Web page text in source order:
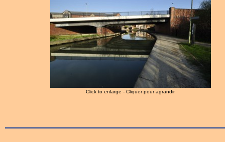
Click to enlarge - Cliquer pour agrandir